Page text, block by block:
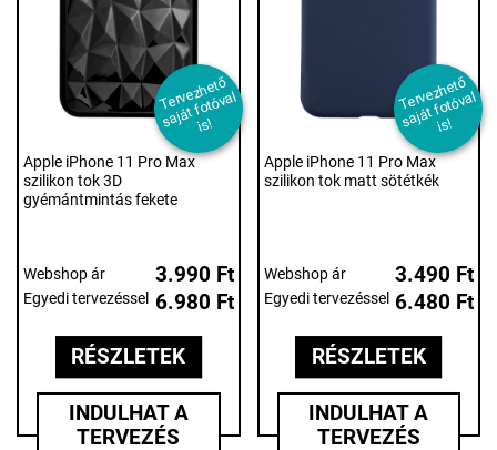
T
er
v
e
z
h
et
ő
s
aj
át f
ot
ó
v
al
i
s!
Apple iPhone 11 Pro Max
szilikon tok 3D
gyémántmintás fekete
Webshop ár 3.990 Ft
Egyedi tervezéssel 6.980 Ft
RÉSZLETEK
INDULHAT A
TERVEZÉS
T
er
v
e
z
h
et
ő
s
aj
át f
ot
ó
v
al
i
s!
Apple iPhone 11 Pro Max
szilikon tok matt sötétkék
Webshop ár 3.490 Ft
Egyedi tervezéssel 6.480 Ft
RÉSZLETEK
INDULHAT A
TERVEZÉS